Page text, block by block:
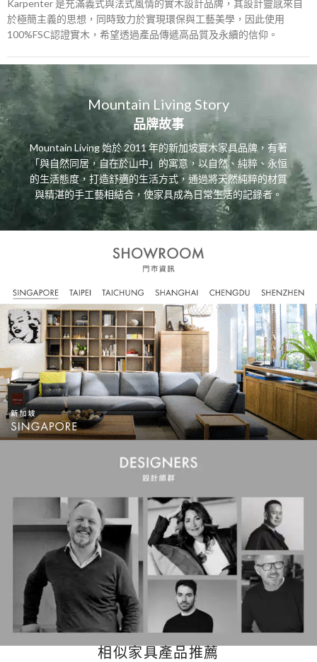
Karpenter 是充滿義式與法式風情的實木設計品牌，其設計靈感來自
於極簡主義的思想，同時致力於實現環保與工藝美學，因此使用
100%FSC認證實木，希望透過產品傳遞高品質及永續的信仰。
Mountain Living Story
品牌故事
Mountain Living 始於 2011 年的新加坡實木家具品牌，有著
「與自然同居，自在於山中」的寓意，以自然、純粹、永恒
的生活態度，打造舒適的生活方式，通過將天然純粹的材質
與精湛的手工藝相結合，使家具成為日常生活的記錄者。
相似家具產品推薦